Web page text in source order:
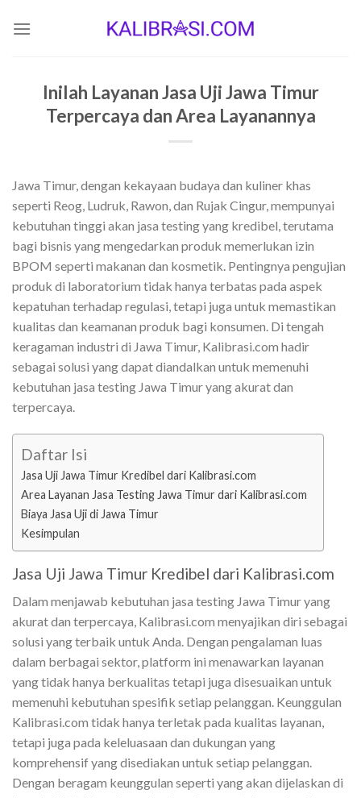
Inilah Layanan Jasa Uji Jawa Timur
Terpercaya dan Area Layanannya
Jawa Timur, dengan kekayaan budaya dan kuliner khas
seperti Reog, Ludruk, Rawon, dan Rujak Cingur, mempunyai
kebutuhan tinggi akan jasa testing yang kredibel, terutama
bagi bisnis yang mengedarkan produk memerlukan izin
BPOM seperti makanan dan kosmetik. Pentingnya pengujian
produk di laboratorium tidak hanya terbatas pada aspek
kepatuhan terhadap regulasi, tetapi juga untuk memastikan
kualitas dan keamanan produk bagi konsumen. Di tengah
keragaman industri di Jawa Timur, Kalibrasi.com hadir
sebagai solusi yang dapat diandalkan untuk memenuhi
kebutuhan jasa testing Jawa Timur yang akurat dan
terpercaya.
Daftar Isi
Jasa Uji Jawa Timur Kredibel dari Kalibrasi.com
Area Layanan Jasa Testing Jawa Timur dari Kalibrasi.com
Biaya Jasa Uji di Jawa Timur
Kesimpulan
Jasa Uji Jawa Timur Kredibel dari Kalibrasi.com
Dalam menjawab kebutuhan jasa testing Jawa Timur yang
akurat dan terpercaya, Kalibrasi.com menyajikan diri sebagai
solusi yang terbaik untuk Anda. Dengan pengalaman luas
dalam berbagai sektor, platform ini menawarkan layanan
yang tidak hanya berkualitas tetapi juga disesuaikan untuk
memenuhi kebutuhan spesifik setiap pelanggan. Keunggulan
Kalibrasi.com tidak hanya terletak pada kualitas layanan,
tetapi juga pada keleluasaan dan dukungan yang
komprehensif yang disediakan untuk setiap pelanggan.
Dengan beragam keunggulan seperti yang akan dijelaskan di